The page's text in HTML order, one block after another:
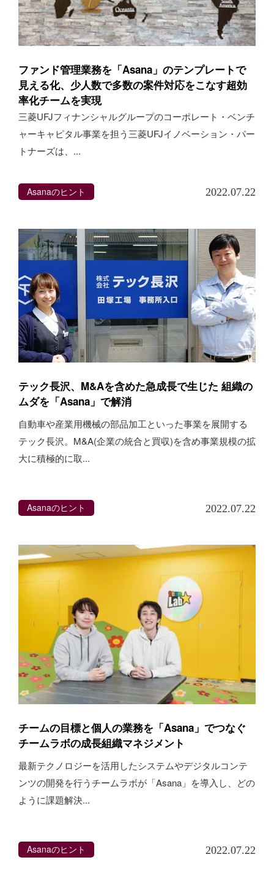
ファンド管理業務を「Asana」のテンプレートで
見える化、少人数で多数の案件対応をこなす超効
率化チームを実現
三菱UFJフィナンシャルグループのコーポレート・ベンチ
ャーキャピタル事業を担う三菱UFJイノベーション・パー
トナーズは、...
Asanaのヒント 2022.07.22
テック長沢、M&Aを含めた急成長で生じた 組織の
ムダを「Asana」で解消
自動車や産業用機械の部品加工といった事業を展開する
テック長沢。M&A(企業の統合と買収)を含め事業規模の拡
大に積極的に取...
Asanaのヒント 2022.07.22
チームの目標と個人の業務を「Asana」でつなぐ
チームラボの成長組織マネジメント
最新テクノロジーを活用したシステムやデジタルコンテ
ンツの開発を行うチームラボが「Asana」を導入し、どの
ように課題解決...
Asanaのヒント 2022.07.22